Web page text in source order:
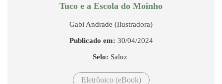
Tuco e a Escola do Moinho
Gabi Andrade (Ilustradora)
Publicado em: 30/04/2024
Selo: Saluz
Eletrônico (eBook)